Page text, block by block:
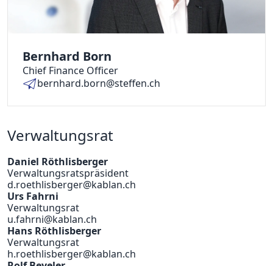
Bernhard Born
Chief Finance Officer
bernhard.born@steffen.ch
Verwaltungsrat
Daniel Röthlisberger
Verwaltungsratspräsident
d.roethlisberger@kablan.ch
Urs Fahrni
Verwaltungsrat
u.fahrni@kablan.ch
Hans Röthlisberger
Verwaltungsrat
h.roethlisberger@kablan.ch